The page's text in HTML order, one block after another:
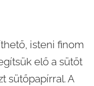
isteni finom
elő a sütőt
sütőpapírral. A